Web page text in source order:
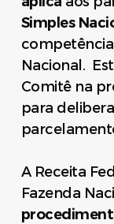
Simples
Nacional.
Comitê na
para
A Receita
Fazenda